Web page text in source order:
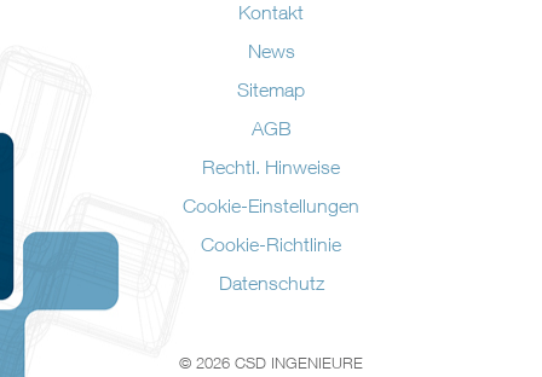
Kontakt
News
Sitemap
AGB
Rechtl. Hinweise
Cookie-Einstellungen
Cookie-Richtlinie
Datenschutz
© 2026 CSD INGENIEURE